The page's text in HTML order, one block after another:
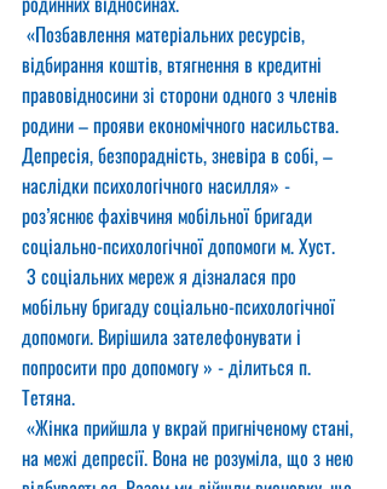
«Позбавлення матеріальних ресурсів,
відбирання коштів, втягнення в кредитні
правовідносини зі сторони одного з членів
родини – прояви економічного насильства.
Депресія, безпорадність, зневіра в собі, –
наслідки психологічного насилля» -
роз’яснює фахівчиня мобільної бригади
соціально-психологічної допомоги м. Хуст.
З соціальних мереж я дізналася про
мобільну бригаду соціально-психологічної
допомоги. Вирішила зателефонувати і
попросити про допомогу » - ділиться п.
Тетяна.
«Жінка прийшла у вкрай пригніченому стані,
на межі депресії. Вона не розуміла, що з нею